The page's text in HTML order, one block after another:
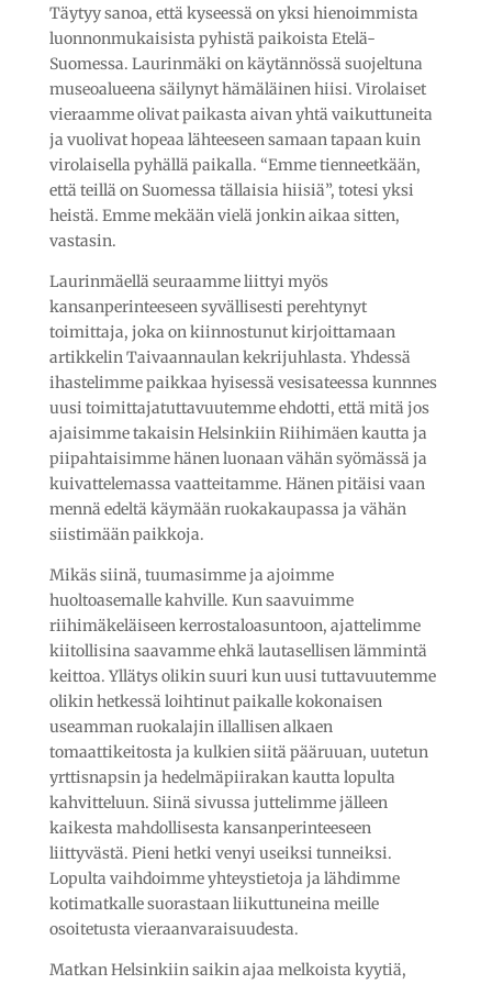
Täytyy sanoa, että kyseessä on yksi hienoimmista
luonnonmukaisista pyhistä paikoista Etelä-
Suomessa. Laurinmäki on käytännössä suojeltuna
museoalueena säilynyt hämäläinen hiisi. Virolaiset
vieraamme olivat paikasta aivan yhtä vaikuttuneita
ja vuolivat hopeaa lähteeseen samaan tapaan kuin
virolaisella pyhällä paikalla. “Emme tienneetkään,
että teillä on Suomessa tällaisia hiisiä”, totesi yksi
heistä. Emme mekään vielä jonkin aikaa sitten,
vastasin.
Laurinmäellä seuraamme liittyi myös
kansanperinteeseen syvällisesti perehtynyt
toimittaja, joka on kiinnostunut kirjoittamaan
artikkelin Taivaannaulan kekrijuhlasta. Yhdessä
ihastelimme paikkaa hyisessä vesisateessa kunnnes
uusi toimittajatuttavuutemme ehdotti, että mitä jos
ajaisimme takaisin Helsinkiin Riihimäen kautta ja
piipahtaisimme hänen luonaan vähän syömässä ja
kuivattelemassa vaatteitamme. Hänen pitäisi vaan
mennä edeltä käymään ruokakaupassa ja vähän
siistimään paikkoja.
Mikäs siinä, tuumasimme ja ajoimme
huoltoasemalle kahville. Kun saavuimme
riihimäkeläiseen kerrostaloasuntoon, ajattelimme
kiitollisina saavamme ehkä lautasellisen lämmintä
keittoa. Yllätys olikin suuri kun uusi tuttavuutemme
olikin hetkessä loihtinut paikalle kokonaisen
useamman ruokalajin illallisen alkaen
tomaattikeitosta ja kulkien siitä pääruuan, uutetun
yrttisnapsin ja hedelmäpiirakan kautta lopulta
kahvitteluun. Siinä sivussa juttelimme jälleen
kaikesta mahdollisesta kansanperinteeseen
liittyvästä. Pieni hetki venyi useiksi tunneiksi.
Lopulta vaihdoimme yhteystietoja ja lähdimme
kotimatkalle suorastaan liikuttuneina meille
osoitetusta vieraanvaraisuudesta.
Matkan Helsinkiin saikin ajaa melkoista kyytiä,